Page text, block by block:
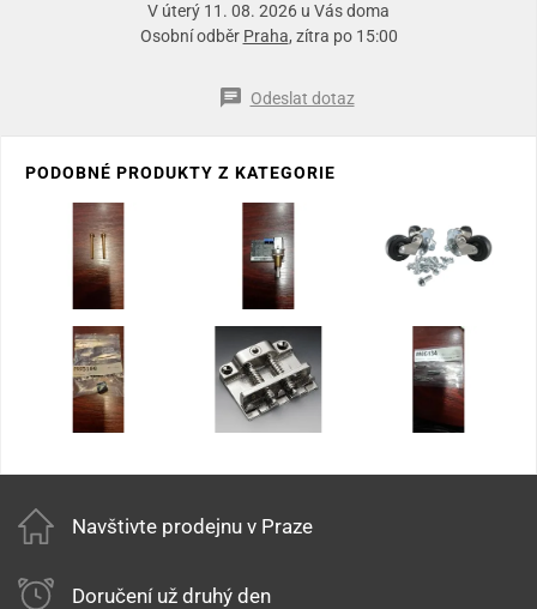
V úterý 11. 08. 2026 u Vás doma
Osobní odběr Praha, zítra po 15:00
Odeslat dotaz
PODOBNÉ PRODUKTY Z KATEGORIE
Navštivte prodejnu v Praze
Doručení už druhý den